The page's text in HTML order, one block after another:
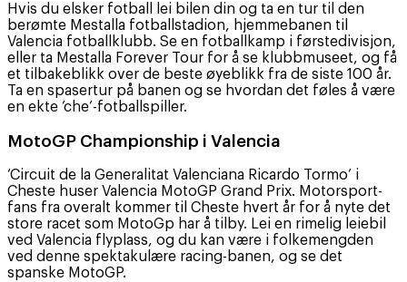
Hvis du elsker fotball lei bilen din og ta en tur til den
berømte Mestalla fotballstadion, hjemmebanen til
Valencia fotballklubb. Se en fotballkamp i førstedivisjon,
eller ta Mestalla Forever Tour for å se klubbmuseet, og få
et tilbakeblikk over de beste øyeblikk fra de siste 100 år.
Ta en spasertur på banen og se hvordan det føles å være
en ekte ’che’-fotballspiller.
MotoGP Championship i Valencia
‘Circuit de la Generalitat Valenciana Ricardo Tormo’ i
Cheste huser Valencia MotoGP Grand Prix. Motorsport-
fans fra overalt kommer til Cheste hvert år for å nyte det
store racet som MotoGp har å tilby. Lei en rimelig leiebil
ved Valencia flyplass, og du kan være i folkemengden
ved denne spektakulære racing-banen, og se det
spanske MotoGP.